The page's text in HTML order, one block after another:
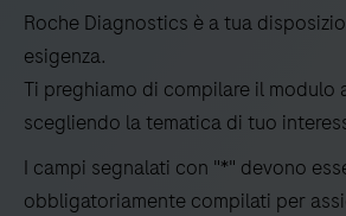
IVD
completamente
automatizzato
per
preparazione
Roche Diagnostics è a tua
esigenza.
Ti preghiamo di compilare il modulo
scegliendo la tematica di tuo
I campi segnalati con "*" devono
obbligatoriamente compilati per